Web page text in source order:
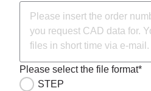
Please select the file format*
STEP